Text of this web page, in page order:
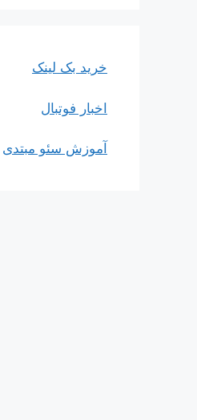
خرید بک لینک
اخبار فوتبال
آموزش سئو مبتدی